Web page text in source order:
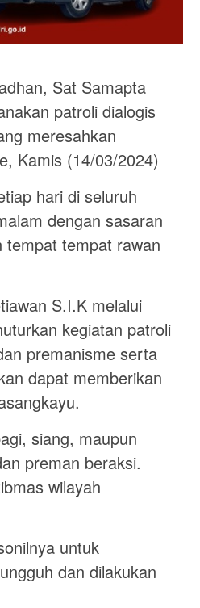
Sat Samapta
patroli dialogis
meresahkan
Kamis (14/03/2024)
hari di seluruh
dengan sasaran
tempat rawan
S.I.K melalui
kegiatan patroli
premanisme serta
dapat memberikan
siang, maupun
preman beraksi.
wilayah
untuk
dan dilakukan